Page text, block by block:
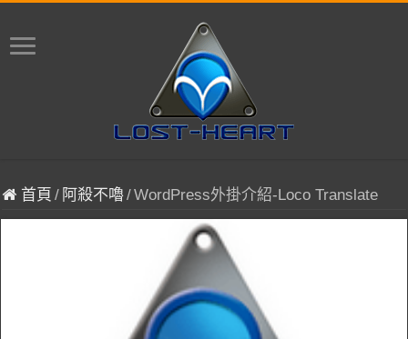
首頁 / 阿殺不嚕/WordPress外掛介紹-Loco Translate